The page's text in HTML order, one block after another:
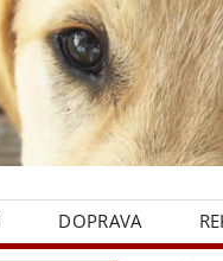
DOPRAVA